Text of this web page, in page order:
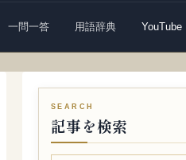
一問一答 用語辞典 YouTube
記事を検索